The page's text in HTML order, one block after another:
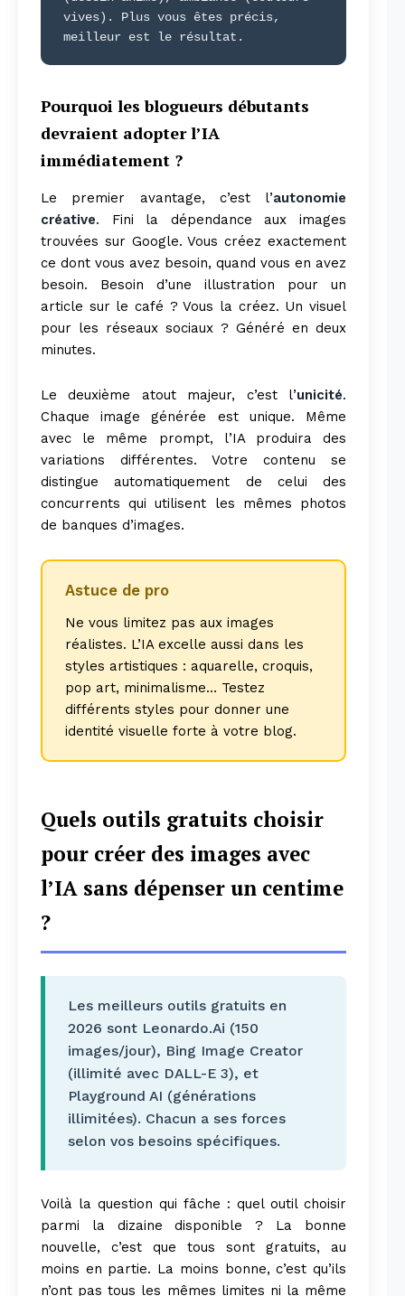
vives). Plus vous êtes précis,
meilleur est le résultat.
Pourquoi les blogueurs débutants
devraient adopter l’IA
immédiatement ?
Le premier avantage, c’est l’autonomie
créative. Fini la dépendance aux images
trouvées sur Google. Vous créez exactement
ce dont vous avez besoin, quand vous en avez
besoin. Besoin d’une illustration pour un
article sur le café ? Vous la créez. Un visuel
pour les réseaux sociaux ? Généré en deux
minutes.
Le deuxième atout majeur, c’est l’unicité.
Chaque image générée est unique. Même
avec le même prompt, l’IA produira des
variations différentes. Votre contenu se
distingue automatiquement de celui des
concurrents qui utilisent les mêmes photos
de banques d’images.
Astuce de pro
Ne vous limitez pas aux images
réalistes. L’IA excelle aussi dans les
styles artistiques : aquarelle, croquis,
pop art, minimalisme… Testez
différents styles pour donner une
identité visuelle forte à votre blog.
Quels outils gratuits choisir
pour créer des images avec
l’IA sans dépenser un centime
?
Les meilleurs outils gratuits en
2026 sont Leonardo.Ai (150
images/jour), Bing Image Creator
(illimité avec DALL-E 3), et
Playground AI (générations
illimitées). Chacun a ses forces
selon vos besoins spécifiques.
Voilà la question qui fâche : quel outil choisir
parmi la dizaine disponible ? La bonne
nouvelle, c’est que tous sont gratuits, au
moins en partie. La moins bonne, c’est qu’ils
n’ont pas tous les mêmes limites ni la même